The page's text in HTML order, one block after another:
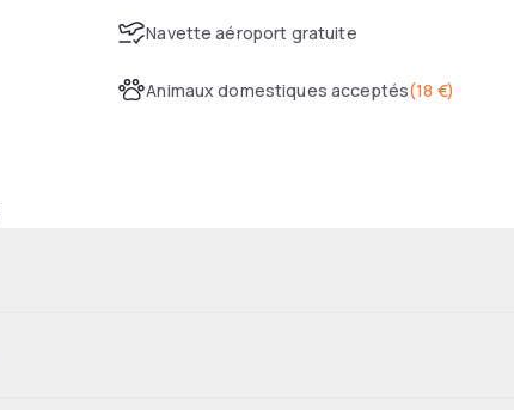
Navette aéroport gratuite
Animaux domestiques acceptés(18 €)